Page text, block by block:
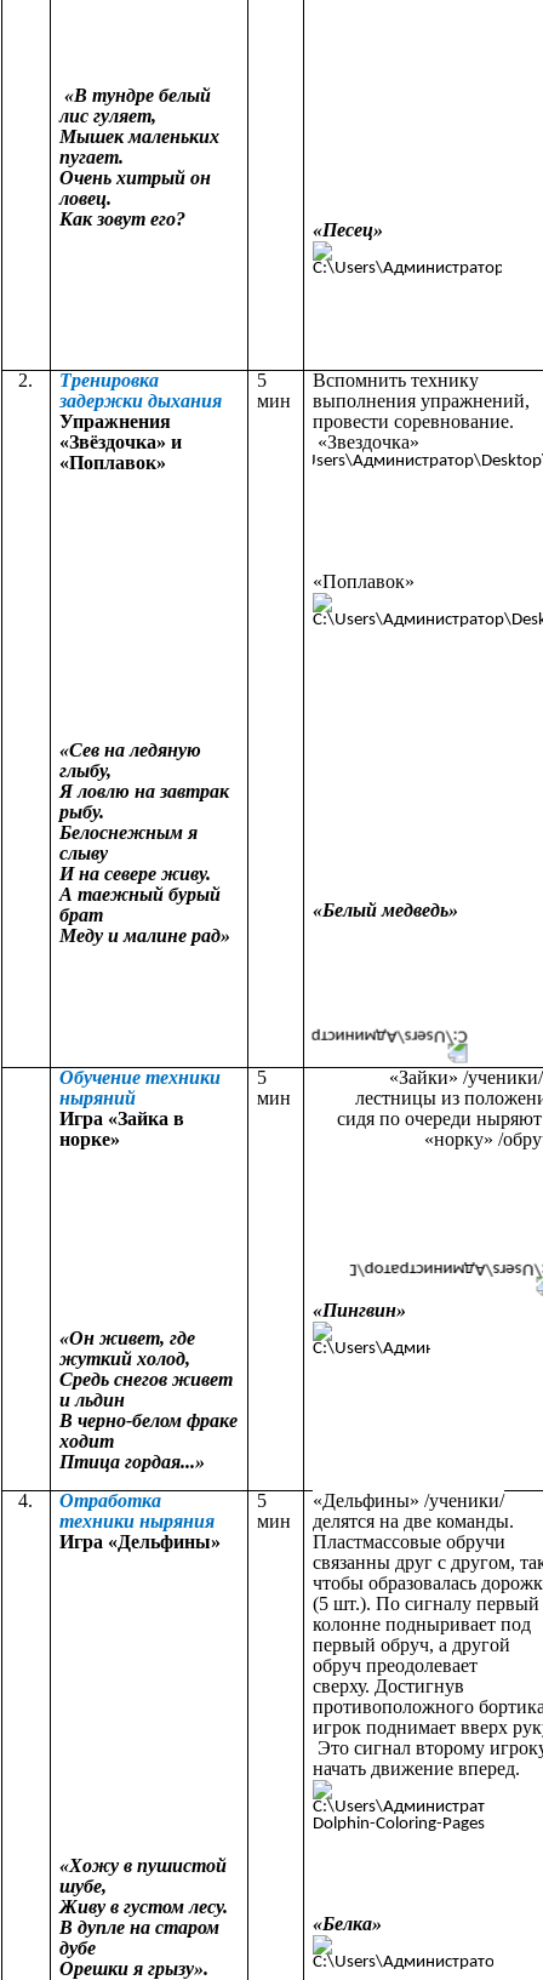
«В тундре белый
лис гуляет,
Мышек маленьких
пугает.
Очень хитрый он
ловец.
Как зовут его?
«Песец»
2.
Тренировка
задержки дыхания
Упражнения
«Звёздочка» и
«Поплавок»
«Сев на ледяную
глыбу,
Я ловлю на завтрак
рыбу.
Белоснежным я
слыву
И на севере живу.
А таежный бурый
брат
Меду и малине рад»
5
мин
Вспомнить технику
выполнения упражнений,
провести соревнование.
«Звездочка»
«Поплавок»
«Белый медведь»
Обучение техники
ныряний
Игра «Зайка в
норке»
«Он живет, где
жуткий холод,
Средь снегов живет
и льдин
В черно-белом фраке
ходит
Птица гордая...»
5
мин
«Зайки» /
лестницы из
сидя по очереди
«норку» /
«Пингвин»
4.
Отработка
техники ныряния
Игра «Дельфины»
«Хожу в пушистой
шубе,
Живу в густом лесу.
В дупле на старом
дубе
Орешки я грызу».
5
мин
«Дельфины» /ученики/
делятся на две команды.
Пластмассовые обручи
связанны друг с другом,
чтобы образовалась
(5 шт.). По сигналу первый
колонне подныривает под
первый обруч, а другой
обруч преодолевает
сверху. Достигнув
противоположного
игрок поднимает вверх
Это сигнал второму
начать движение вперед.
«Белка»